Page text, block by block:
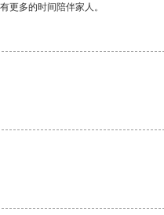
更多的时间陪伴家人。